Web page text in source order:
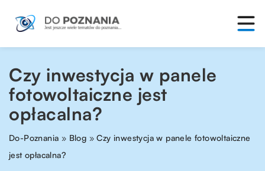
Czy inwestycja w panele
fotowoltaiczne jest
opłacalna?
Do-Poznania » Blog »Czy inwestycja w panele fotowoltaiczne
jest opłacalna?